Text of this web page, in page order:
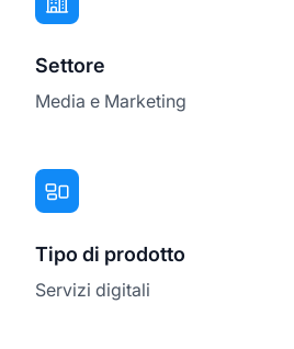
Settore
Media e Marketing
Tipo di prodotto
Servizi digitali